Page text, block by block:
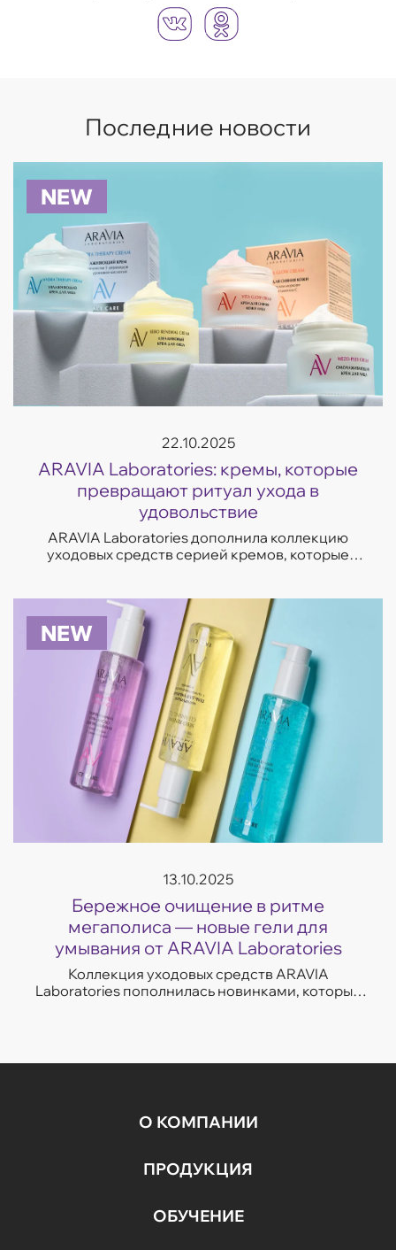
Последние новости
NEW
22.10.2025
ARAVIA Laboratories: кремы, которые
превращают ритуал ухода в
удовольствие
ARAVIA Laboratories дополнила коллекцию
уходовых средств серией кремов, которые
с несо...
NEW
13.10.2025
Бережное очищение в ритме
мегаполиса — новые гели для
умывания от ARAVIA Laboratories
Коллекция уходовых средств ARAVIA
Laboratories пополнилась новинками, которые
О КОМПАНИИ
ПРОДУКЦИЯ
ОБУЧЕНИЕ